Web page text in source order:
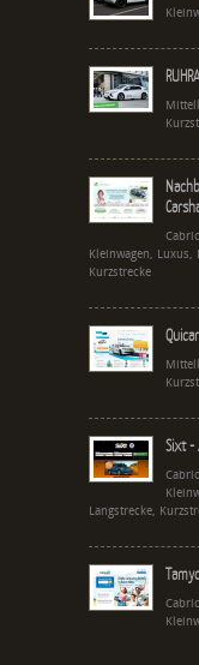
Kleinwagen, Luxus,
Kurzstrecke
Sixt -
Langstrecke,